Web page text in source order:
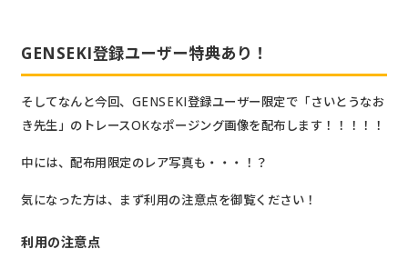
GENSEKI登録ユーザー特典あり！
そしてなんと今回、GENSEKI登録ユーザー限定で 「さいとうなお
き先生」のトレースOKなポージング画像を配布 します！！！！！
中には、配布用限定のレア写真も・・・！？
気になった方は、まず利用の注意点を御覧ください！
利用の注意点